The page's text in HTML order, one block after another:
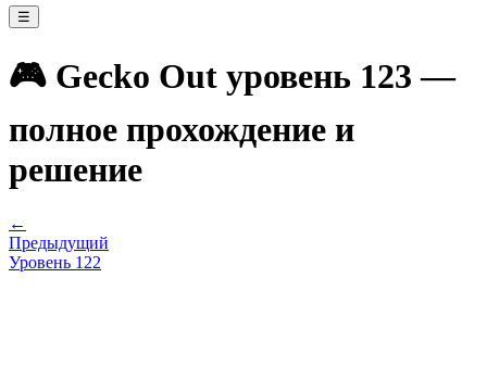
☰
🎮 Gecko Out уровень 123 —
полное прохождение и
решение
←
Предыдущий
Уровень 122